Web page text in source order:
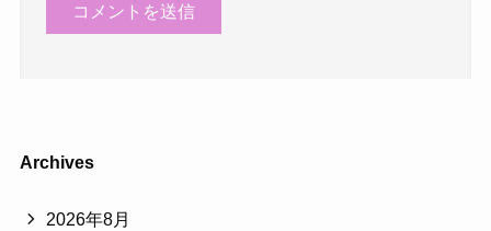
Archives
2026年8月